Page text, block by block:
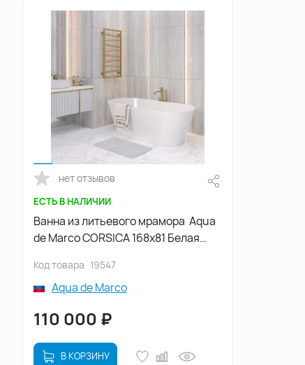
нет отзывов
ЕСТЬ В НАЛИЧИИ
Ванна из литьевого мрамора Aqua
de Marco CORSICA 168х81 Белая
Код товара 19547
Aqua de Marco
110 000 ₽
В КОРЗИНУ